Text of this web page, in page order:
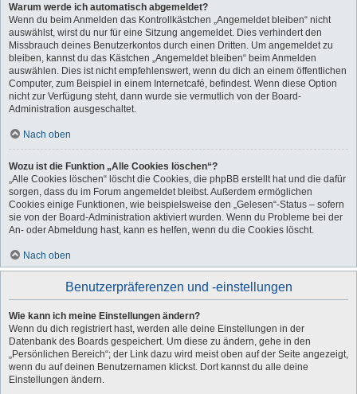
Warum werde ich automatisch abgemeldet?
Wenn du beim Anmelden das Kontrollkästchen „Angemeldet bleiben“ nicht
auswählst, wirst du nur für eine Sitzung angemeldet. Dies verhindert den
Missbrauch deines Benutzerkontos durch einen Dritten. Um angemeldet zu
bleiben, kannst du das Kästchen „Angemeldet bleiben“ beim Anmelden
auswählen. Dies ist nicht empfehlenswert, wenn du dich an einem öffentlichen
Computer, zum Beispiel in einem Internetcafé, befindest. Wenn diese Option
nicht zur Verfügung steht, dann wurde sie vermutlich von der Board-
Administration ausgeschaltet.
Nach oben
Wozu ist die Funktion „Alle Cookies löschen“?
„Alle Cookies löschen“ löscht die Cookies, die phpBB erstellt hat und die dafür
sorgen, dass du im Forum angemeldet bleibst. Außerdem ermöglichen
Cookies einige Funktionen, wie beispielsweise den „Gelesen“-Status – sofern
sie von der Board-Administration aktiviert wurden. Wenn du Probleme bei der
An- oder Abmeldung hast, kann es helfen, wenn du die Cookies löscht.
Nach oben
Benutzerpräferenzen und -einstellungen
Wie kann ich meine Einstellungen ändern?
Wenn du dich registriert hast, werden alle deine Einstellungen in der
Datenbank des Boards gespeichert. Um diese zu ändern, gehe in den
„Persönlichen Bereich“; der Link dazu wird meist oben auf der Seite angezeigt,
wenn du auf deinen Benutzernamen klickst. Dort kannst du alle deine
Einstellungen ändern.